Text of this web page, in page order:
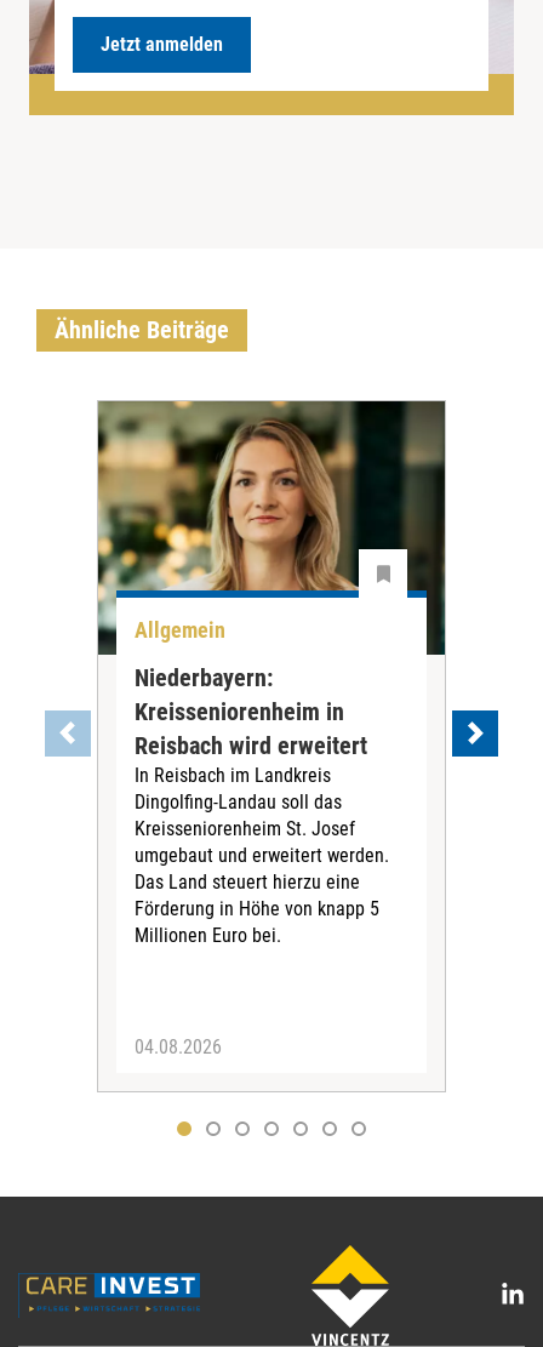
Jetzt anmelden
Ähnliche Beiträge
Allgemein
Niederbayern:
Kreisseniorenheim in
Reisbach wird erweitert
In Reisbach im Landkreis
Dingolfing-Landau soll das
Kreisseniorenheim St. Josef
umgebaut und erweitert werden.
Das Land steuert hierzu eine
Förderung in Höhe von knapp 5
Millionen Euro bei.
04.08.2026